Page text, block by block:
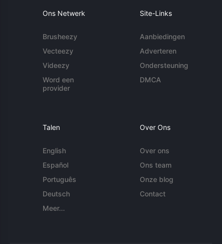
Ons Netwerk
Brusheezy
Vecteezy
Videezy
Word een
provider
Site-Links
Aanbiedingen
Adverteren
Ondersteuning
DMCA
Talen
English
Español
Português
Deutsch
Meer...
Over Ons
Over ons
Ons team
Onze blog
Contact